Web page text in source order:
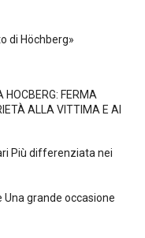
di Höchberg»
HÖCBERG: FERMA
ALLA VITTIMA E AI
Più differenziata nei
grande occasione